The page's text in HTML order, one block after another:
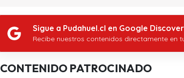
Sigue a Pudahuel.cl en Google Discover
Recibe nuestros contenidos directamente en
CONTENIDO PATROCINADO